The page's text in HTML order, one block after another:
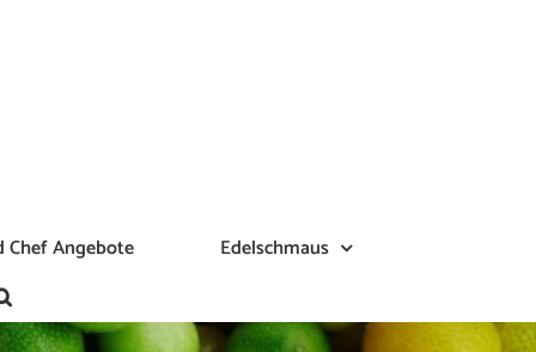
Chef Angebote Edelschmaus